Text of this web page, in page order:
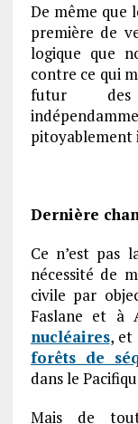
De même que
première de
logique que
contre ce qui
futur des
pitoyablement
Dernière
Ce n’est pas
nécessité de
civile par
Faslane et à
nucléaires, et
forêts de
dans le
Mais de